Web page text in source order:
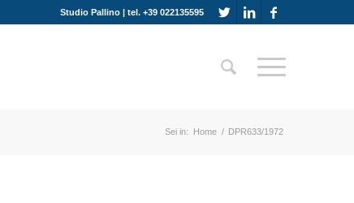
Studio Pallino | tel. +39 022135595
Sei in: Home / DPR633/1972